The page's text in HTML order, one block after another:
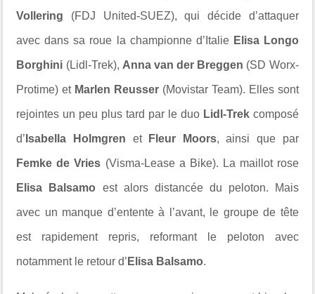
Vollering (FDJ United-SUEZ), qui décide d’attaquer
avec dans sa roue la championne d’Italie Elisa Longo
Borghini (Lidl-Trek), Anna van der Breggen (SD Worx-
Protime) et Marlen Reusser (Movistar Team). Elles sont
rejointes un peu plus tard par le duo Lidl-Trekcomposé
d’ Isabella Holmgren et Fleur Moors, ainsi que par
Femke de Vries (Visma-Lease a Bike). La maillot rose
Elisa Balsamo est alors distancée du peloton. Mais
avec un manque d’entente à l’avant, le groupe de tête
est rapidement repris, reformant le peloton avec
notamment le retour d’ Elisa Balsamo.